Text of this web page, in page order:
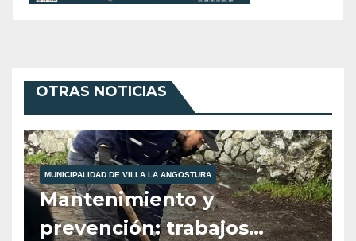
OTRAS NOTICIAS
MUNICIPALIDAD DE VILLA LA ANGOSTURA
Mantenimiento y
prevención: trabajos